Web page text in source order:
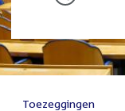
Toezeggingen